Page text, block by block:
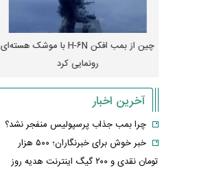
چین از بمب افکن H-۶N با موشک هسته‌ای
رونمایی کرد
آخرین اخبار
چرا بمب جذاب پرسپولیس منفجر نشد؟
خبر خوش برای خبرنگاران؛ ۵۰۰ هزار
تومان نقدی و ۲۰۰ گیگ اینترنت هدیه روز